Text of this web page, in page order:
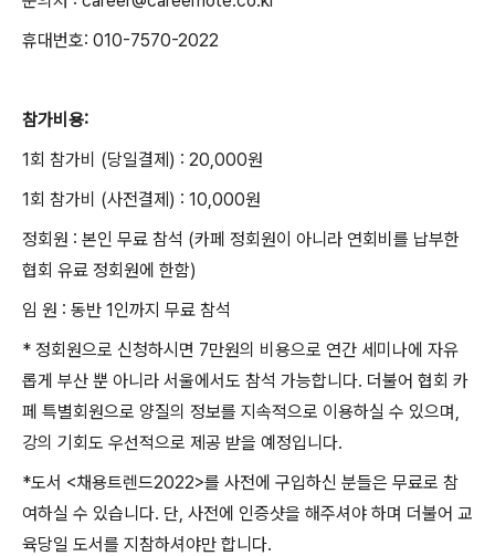
휴대번호: 010-7570-2022
참가비용:
1회 참가비 (당일결제) : 20,000원
1회 참가비 (사전결제) : 10,000원
정회원 : 본인 무료 참석 (카페 정회원이 아니라 연회비를 납부한
협회 유료 정회원에 한함)
임 원 : 동반 1인까지 무료 참석
* 정회원으로 신청하시면 7만원의 비용으로 연간 세미나에 자유
롭게 부산 뿐 아니라 서울에서도 참석 가능합니다. 더불어 협회 카
페 특별회원으로 양질의 정보를 지속적으로 이용하실 수 있으며,
강의 기회도 우선적으로 제공 받을 예정입니다.
*도서 <채용트렌드2022>를 사전에 구입하신 분들은 무료로 참
여하실 수 있습니다. 단, 사전에 인증샷을 해주셔야 하며 더불어 교
육당일 도서를 지참하셔야만 합니다.